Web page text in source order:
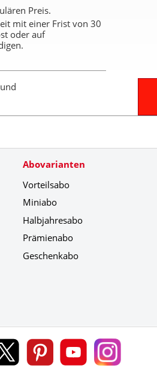
Preis.
mit einer Frist von 30
oder auf
und
Abovarianten
Vorteilsabo
Miniabo
Halbjahresabo
Prämienabo
Geschenkabo
Lorenz
Leserservice
Lorenz
Leserservice
Lorenz
Leserservice
Lorenz